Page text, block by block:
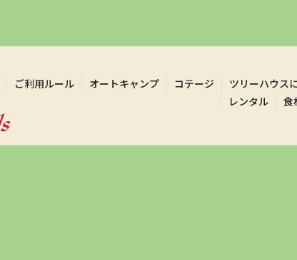
ご利用ルール オートキャンプ コテージ ツリーハウス
レンタル
食